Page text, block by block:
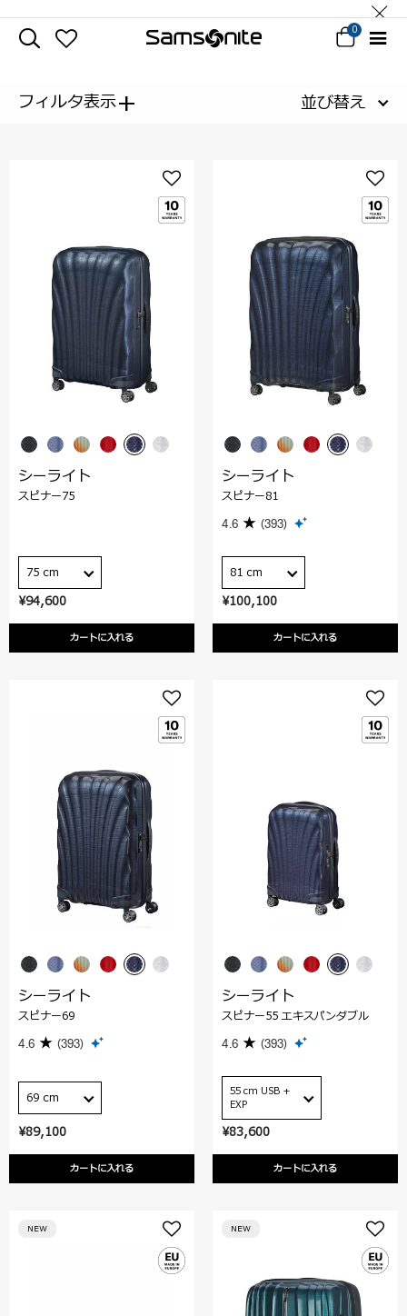
0
フィルタ表示+ 並び替え
¥94,600
カートに入れる
シーライト
スピナー75
75 cm
¥100,100
カートに入れる
シーライト
スピナー81
4.6 (393)
81 cm
¥89,100
カートに入れる
シーライト
スピナー69
4.6 (393)
69 cm
¥83,600
カートに入れる
シーライト
スピナー55 エキスパンダブル
4.6 (393)
55 cm USB +
EXP
NEW NEW